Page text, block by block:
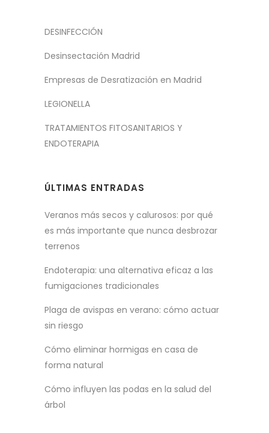
DESINFECCIÓN
Desinsectación Madrid
Empresas de Desratización en Madrid
LEGIONELLA
TRATAMIENTOS FITOSANITARIOS Y
ENDOTERAPIA
ÚLTIMAS ENTRADAS
Veranos más secos y calurosos: por qué
es más importante que nunca desbrozar
terrenos
Endoterapia: una alternativa eficaz a las
fumigaciones tradicionales
Plaga de avispas en verano: cómo actuar
sin riesgo
Cómo eliminar hormigas en casa de
forma natural
Cómo influyen las podas en la salud del
árbol